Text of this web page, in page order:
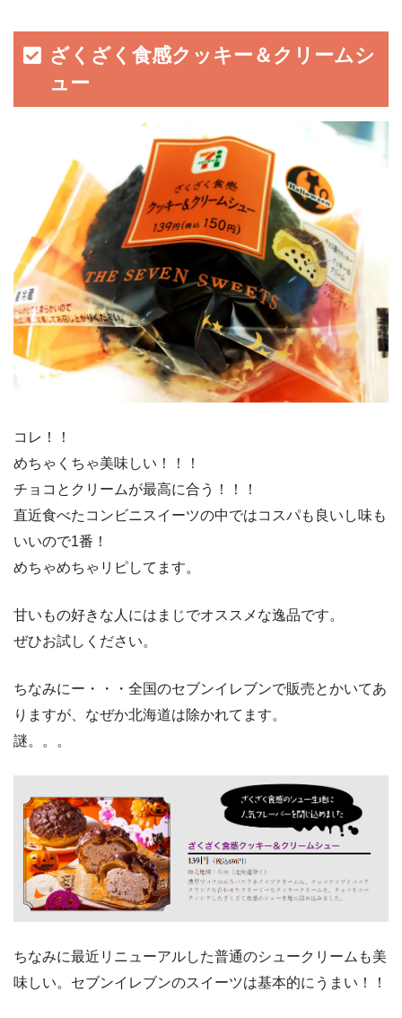
ざくざく食感クッキー＆クリームシ
ュー
コレ！！
めちゃくちゃ美味しい！！！
チョコとクリームが最高に合う！！！
直近食べたコンビニスイーツの中ではコスパも良いし味も
いいので1番！
めちゃめちゃリピしてます。
甘いもの好きな人にはまじでオススメな逸品です。
ぜひお試しください。
ちなみにー・・・全国のセブンイレブンで販売とかいてあ
りますが、なぜか北海道は除かれてます。
謎。。。
ちなみに最近リニューアルした普通のシュークリームも美
味しい。セブンイレブンのスイーツは基本的にうまい！！